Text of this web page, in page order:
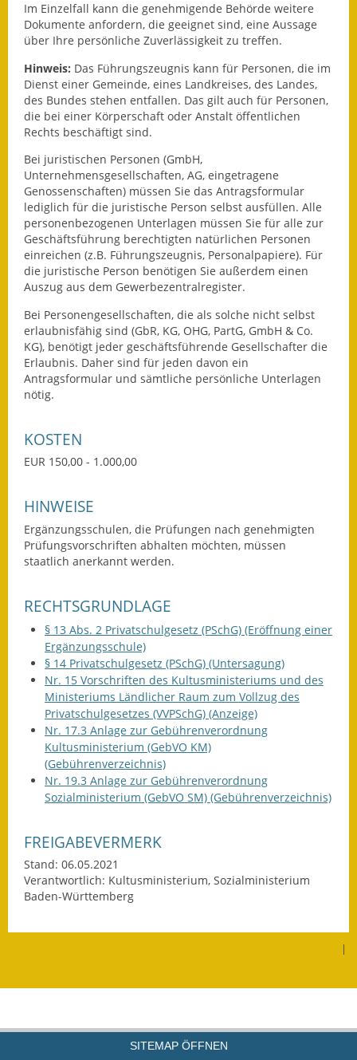
Kinderbetreuung
Nahverkehr
Ver- & Entsorgung
Breitbandausbau
Klimaschutzagentur
Freizeit
Feuerwehr
Freizeit- & Sportstätten
Gesundheit & Soziales
Kirchen
Termine &
Veranstaltungen
Firmenliste
Im Einzelfall kann die genehmigende Behörde weitere
Dokumente anfordern, die geeignet sind, eine Aussage
über Ihre persönliche Zuverlässigkeit zu treffen.
Hinweis: Das Führungszeugnis kann für Personen, die im
Dienst einer Gemeinde, eines Landkreises, des Landes,
des Bundes stehen entfallen. Das gilt auch für Personen,
die bei einer Körperschaft oder Anstalt öffentlichen
Rechts beschäftigt sind.
Bei juristischen Personen (GmbH,
Unternehmensgesellschaften, AG, eingetragene
Genossenschaften) müssen Sie das Antragsformular
lediglich für die juristische Person selbst ausfüllen. Alle
personenbezogenen Unterlagen müssen Sie für alle zur
Geschäftsführung berechtigten natürlichen Personen
einreichen (z.B. Führungszeugnis, Personalpapiere). Für
die juristische Person benötigen Sie außerdem einen
Auszug aus dem Gewerbezentralregister.
Bei Personengesellschaften, die als solche nicht selbst
erlaubnisfähig sind (GbR, KG, OHG, PartG, GmbH & Co.
KG), benötigt jeder geschäftsführende Gesellschafter die
Erlaubnis. Daher sind für jeden davon ein
Antragsformular und sämtliche persönliche Unterlagen
nötig.
KOSTEN
EUR 150,00 - 1.000,00
HINWEISE
Ergänzungsschulen, die Prüfungen nach genehmigten
Prüfungsvorschriften abhalten möchten, müssen
staatlich anerkannt werden.
RECHTSGRUNDLAGE
§ 13 Abs. 2 Privatschulgesetz (PSchG) (Eröffnung einer
Ergänzungsschule)
§ 14 Privatschulgesetz (PSchG) (Untersagung)
Nr. 15 Vorschriften des Kultusministeriums und des
Ministeriums Ländlicher Raum zum Vollzug des
Privatschulgesetzes (VVPSchG) (Anzeige)
Nr. 17.3 Anlage zur Gebührenverordnung
Kultusministerium (GebVO KM)
(Gebührenverzeichnis)
Nr. 19.3 Anlage zur Gebührenverordnung
Sozialministerium (GebVO SM) (Gebührenverzeichnis)
FREIGABEVERMERK
Stand: 06.05.2021
Verantwortlich: Kultusministerium, Sozialministerium
Baden-Württemberg
|
SITEMAP ÖFFNEN